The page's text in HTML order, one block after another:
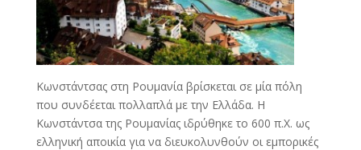
Κωνστάντσας στη Ρουμανία βρίσκεται σε μία πόλη
που συνδέεται πολλαπλά με την Ελλάδα. Η
Κωνστάντσα της Ρουμανίας ιδρύθηκε το 600 π.Χ. ως
ελληνική αποικία για να διευκολυνθούν οι εμπορικές